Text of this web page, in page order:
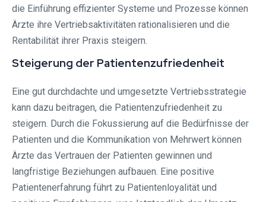
die Einführung effizienter Systeme und Prozesse können
Ärzte ihre Vertriebsaktivitäten rationalisieren und die
Rentabilität ihrer Praxis steigern.
Steigerung der Patientenzufriedenheit
Eine gut durchdachte und umgesetzte Vertriebsstrategie
kann dazu beitragen, die Patientenzufriedenheit zu
steigern. Durch die Fokussierung auf die Bedürfnisse der
Patienten und die Kommunikation von Mehrwert können
Ärzte das Vertrauen der Patienten gewinnen und
langfristige Beziehungen aufbauen. Eine positive
Patientenerfahrung führt zu Patientenloyalität und